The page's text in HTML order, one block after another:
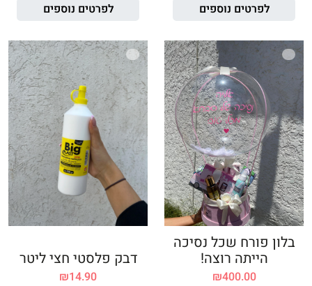
לפרטים נוספים
לפרטים נוספים
בלון פורח שכל נסיכה
הייתה רוצה!
₪400.00
דבק פלסטי חצי ליטר
₪14.90